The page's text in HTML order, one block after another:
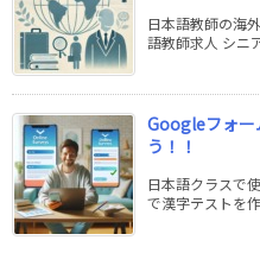
日本語教師の海
語教師求人 シニ
Googleフォー
う！！
日本語クラスで
で漢字テストを